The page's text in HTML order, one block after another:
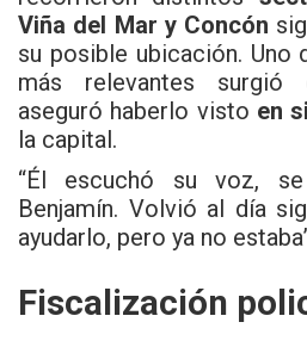
Viña del Mar y Concón
su posible ubicación. Uno
más relevantes surgió
aseguró haberlo visto en
la capital.
“Él escuchó su voz,
Benjamín. Volvió al día
ayudarlo, pero ya no
Fiscalización